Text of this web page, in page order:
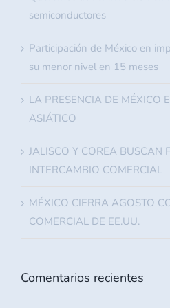
semiconductores
Participación de México en
su menor nivel en 15 meses
LA PRESENCIA DE MÉXICO
ASIÁTICO
JALISCO Y COREA BUSCAN
INTERCAMBIO COMERCIAL
MÉXICO CIERRA AGOSTO
COMERCIAL DE EE.UU.
Comentarios recientes